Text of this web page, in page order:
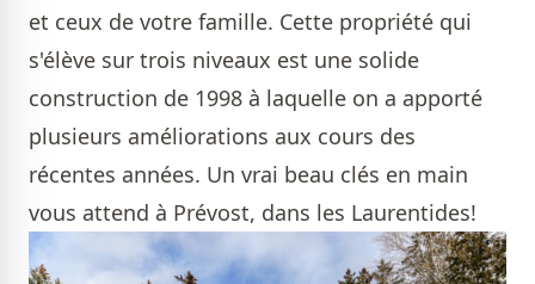
et ceux de votre famille. Cette propriété qui
s'élève sur trois niveaux est une solide
construction de 1998 à laquelle on a apporté
plusieurs améliorations aux cours des
récentes années. Un vrai beau clés en main
vous attend à Prévost, dans les Laurentides!